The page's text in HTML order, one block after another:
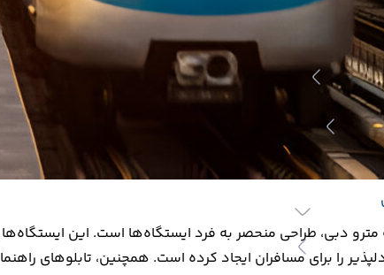
دبی، طراحی منحصر به فرد ایستگاه‌ها است. این
را برای مسافران ایجاد کرده است. همچنین، تابلوهای